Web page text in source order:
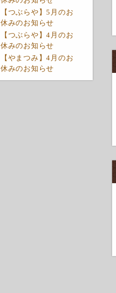
【つぶらや】5月のお
休みのお知らせ
【つぶらや】4月のお
休みのお知らせ
【やまつみ】4月のお
休みのお知らせ